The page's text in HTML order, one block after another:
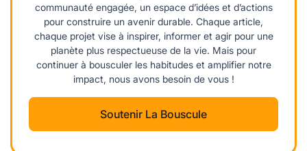
communauté engagée, un espace d’idées et d’actions
pour construire un avenir durable. Chaque article,
chaque projet vise à inspirer, informer et agir pour une
planète plus respectueuse de la vie. Mais pour
continuer à bousculer les habitudes et amplifier notre
impact, nous avons besoin de vous !
Soutenir La Bouscule